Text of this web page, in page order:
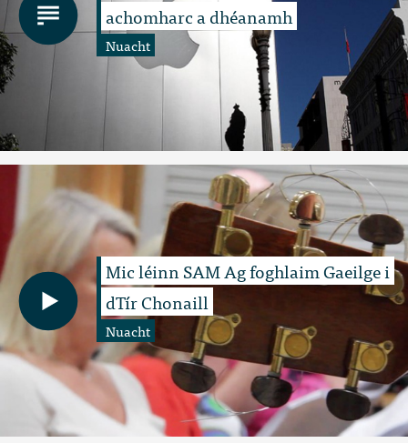
achomharc a dhéanamh
Nuacht
Mic léinn SAM Ag foghlaim Gaeilge i
dTír Chonaill
Nuacht